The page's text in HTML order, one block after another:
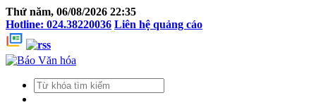
Thứ năm, 06/08/2026 22:35
Hotline: 024.38220036 Liên hệ quảng cáo